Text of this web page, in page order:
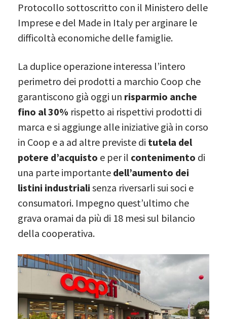
Protocollo sottoscritto con il Ministero delle
Imprese e del Made in Italy per arginare le
difficoltà economiche delle famiglie.
La duplice operazione interessa l’intero
perimetro dei prodotti a marchio Coop che
garantiscono già oggi un risparmio anche
fino al 30% rispetto ai rispettivi prodotti di
marca e si aggiunge alle iniziative già in corso
in Coop e a ad altre previste di tutela del
potere d’acquisto e per il contenimento di
una parte importante dell’aumento dei
listini industriali senza riversarli sui soci e
consumatori. Impegno quest’ultimo che
grava oramai da più di 18 mesi sul bilancio
della cooperativa.